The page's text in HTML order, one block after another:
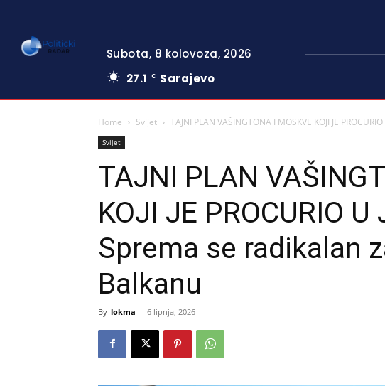
Subota, 8 kolovoza, 2026
27.1
C Sarajevo
Home Svijet TAJNI PLAN VAŠINGTONA I MOSKVE KOJI JE
Svijet
TAJNI PLAN
KOJI JE PROCURIO U
Sprema se radikalan
Balkanu
By lokma - 6 lipnja, 2026